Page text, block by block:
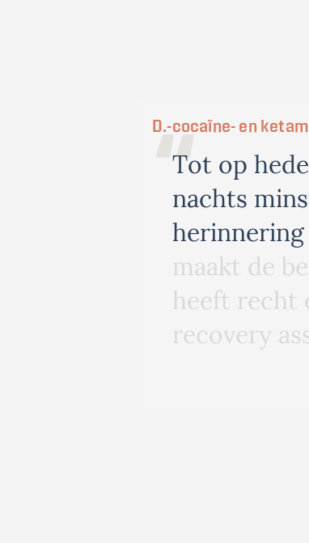
D.-cocaïne- en
Tot op hede
nachts mins
herinnering
maakt de be
heeft recht
recovery as